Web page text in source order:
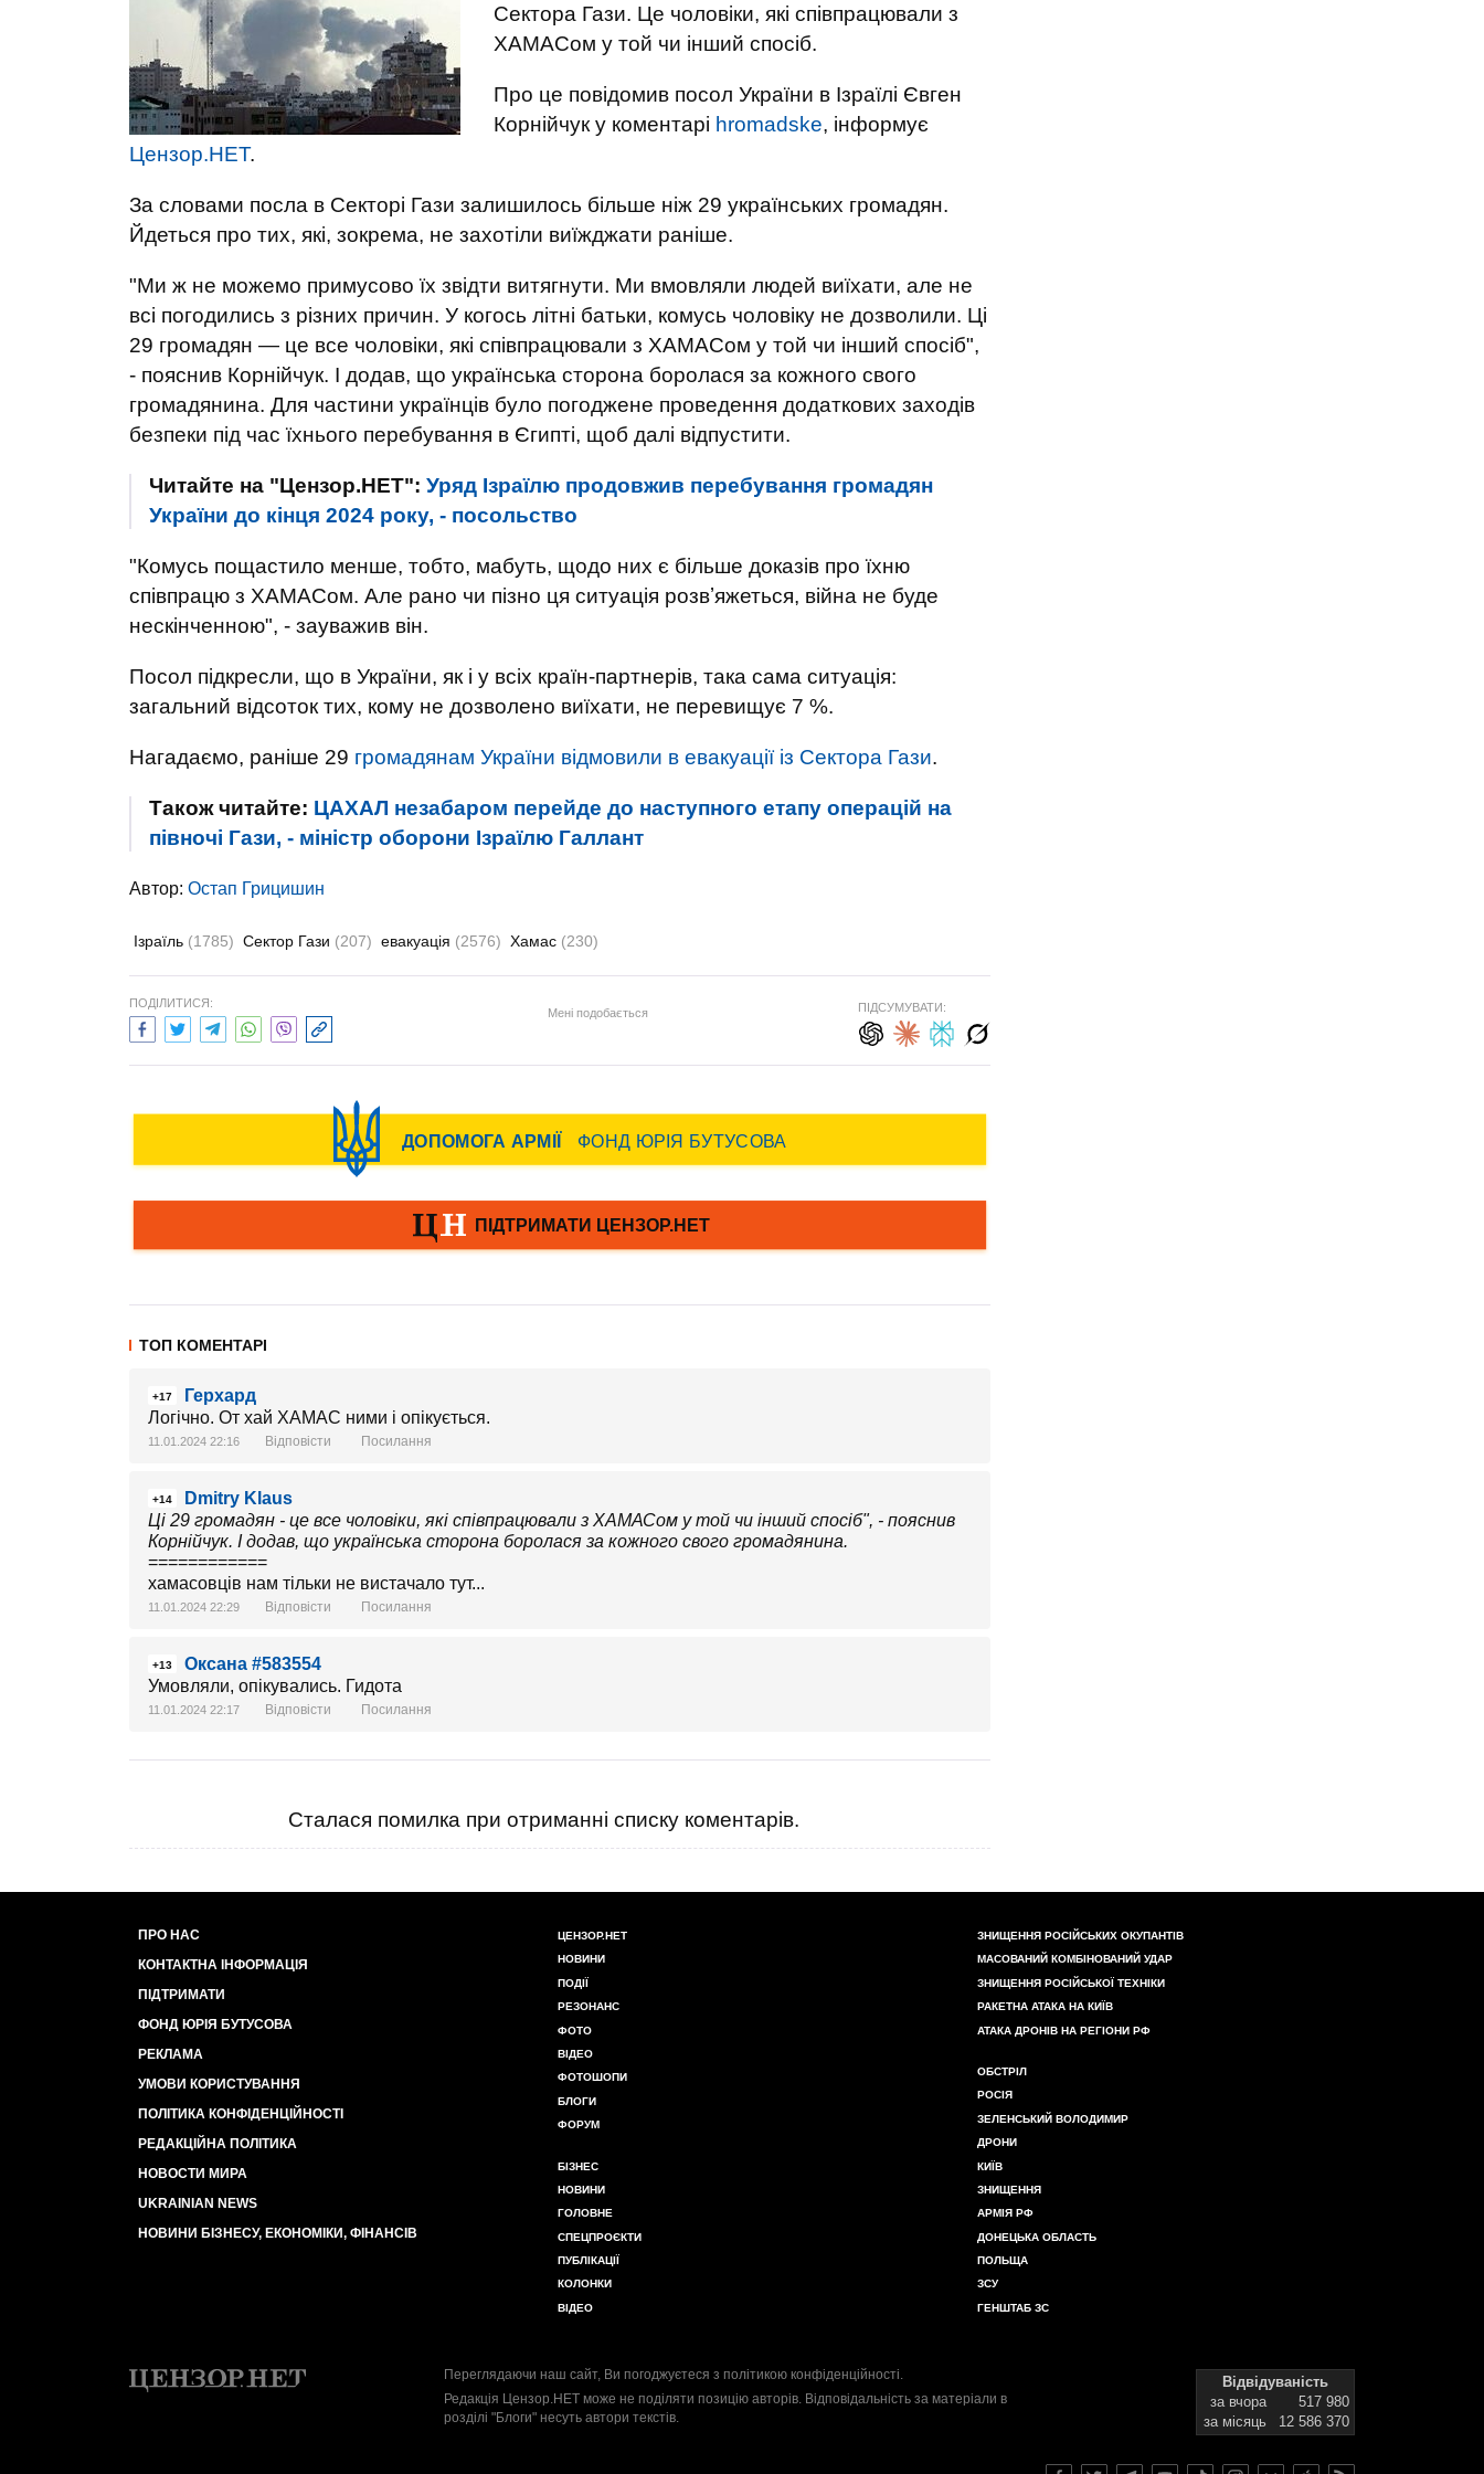
Сектора Гази. Це чоловіки, які співпрацювали з
ХАМАСом у той чи інший спосіб.
Про це повідомив посол України в Ізраїлі Євген
Корнійчук у коментарі hromadske, інформує
Цензор.НЕТ.
За словами посла в Секторі Гази залишилось більше ніж 29 українських громадян.
Йдеться про тих, які, зокрема, не захотіли виїжджати раніше.
"Ми ж не можемо примусово їх звідти витягнути. Ми вмовляли людей виїхати, але не
всі погодились з різних причин. У когось літні батьки, комусь чоловіку не дозволили. Ці
29 громадян — це все чоловіки, які співпрацювали з ХАМАСом у той чи інший спосіб",
- пояснив Корнійчук. І додав, що українська сторона боролася за кожного свого
громадянина. Для частини українців було погоджене проведення додаткових заходів
безпеки під час їхнього перебування в Єгипті, щоб далі відпустити.
Читайте на "Цензор.НЕТ": Уряд Ізраїлю продовжив перебування громадян
України до кінця 2024 року, - посольство
"Комусь пощастило менше, тобто, мабуть, щодо них є більше доказів про їхню
співпрацю з ХАМАСом. Але рано чи пізно ця ситуація розвʼяжеться, війна не буде
нескінченною", - зауважив він.
Посол підкресли, що в України, як і у всіх країн-партнерів, така сама ситуація:
загальний відсоток тих, кому не дозволено виїхати, не перевищує 7 %.
Нагадаємо, раніше 29 громадянам України відмовили в евакуації із Сектора Гази.
Також читайте: ЦАХАЛ незабаром перейде до наступного етапу операцій на
півночі Гази, - міністр оборони Ізраїлю Галлант
Автор: Остап Грицишин
Ізраїль (1785) Сектор Гази (207) евакуація (2576) Хамас (230)
ПОДІЛИТИСЯ:
Мені подобається ПІДСУМУВАТИ:
ТОП КОМЕНТАРІ
+17
Герхард
Логічно. От хай ХАМАС ними і опікується.
11.01.2024 22:16 Відповісти Посилання
+14
Dmitry Klaus
Ці 29 громадян - це все чоловіки, які співпрацювали з ХАМАСом у той чи інший спосіб", - пояснив
Корнійчук. І додав, що українська сторона боролася за кожного свого громадянина.
============
хамасовців нам тільки не вистачало тут...
11.01.2024 22:29 Відповісти Посилання
+13
Оксана #583554
Умовляли, опікувались. Гидота
11.01.2024 22:17 Відповісти Посилання
Сталася помилка при отриманні списку коментарів.
ПРО НАС
КОНТАКТНА ІНФОРМАЦІЯ
ПІДТРИМАТИ
ФОНД ЮРІЯ БУТУСОВА
РЕКЛАМА
УМОВИ КОРИСТУВАННЯ
ПОЛІТИКА КОНФІДЕНЦІЙНОСТІ
РЕДАКЦІЙНА ПОЛІТИКА
НОВОСТИ МИРА
UKRAINIAN NEWS
НОВИНИ БІЗНЕСУ, ЕКОНОМІКИ, ФІНАНСІВ
ЦЕНЗОР.НЕТ
НОВИНИ
ПОДІЇ
РЕЗОНАНС
ФОТО
ВІДЕО
ФОТОШОПИ
БЛОГИ
ФОРУМ
БІЗНЕС
НОВИНИ
ГОЛОВНЕ
СПЕЦПРОЄКТИ
ПУБЛІКАЦІЇ
КОЛОНКИ
ВІДЕО
ЗНИЩЕННЯ РОСІЙСЬКИХ ОКУПАНТІВ
МАСОВАНИЙ КОМБІНОВАНИЙ УДАР
ЗНИЩЕННЯ РОСІЙСЬКОЇ ТЕХНІКИ
РАКЕТНА АТАКА НА КИЇВ
АТАКА ДРОНІВ НА РЕГІОНИ РФ
ОБСТРІЛ
РОСІЯ
ЗЕЛЕНСЬКИЙ ВОЛОДИМИР
ДРОНИ
КИЇВ
ЗНИЩЕННЯ
АРМІЯ РФ
ДОНЕЦЬКА ОБЛАСТЬ
ПОЛЬЩА
ЗСУ
ГЕНШТАБ ЗС
Переглядаючи наш сайт, Ви погоджуєтеся з політикою конфіденційності.
Редакція Цензор.НЕТ може не поділяти позицію авторів. Відповідальність за матеріали в
розділі "Блоги" несуть автори текстів.
Відвідуваність
за вчора
517 980
за місяць
12 586 370